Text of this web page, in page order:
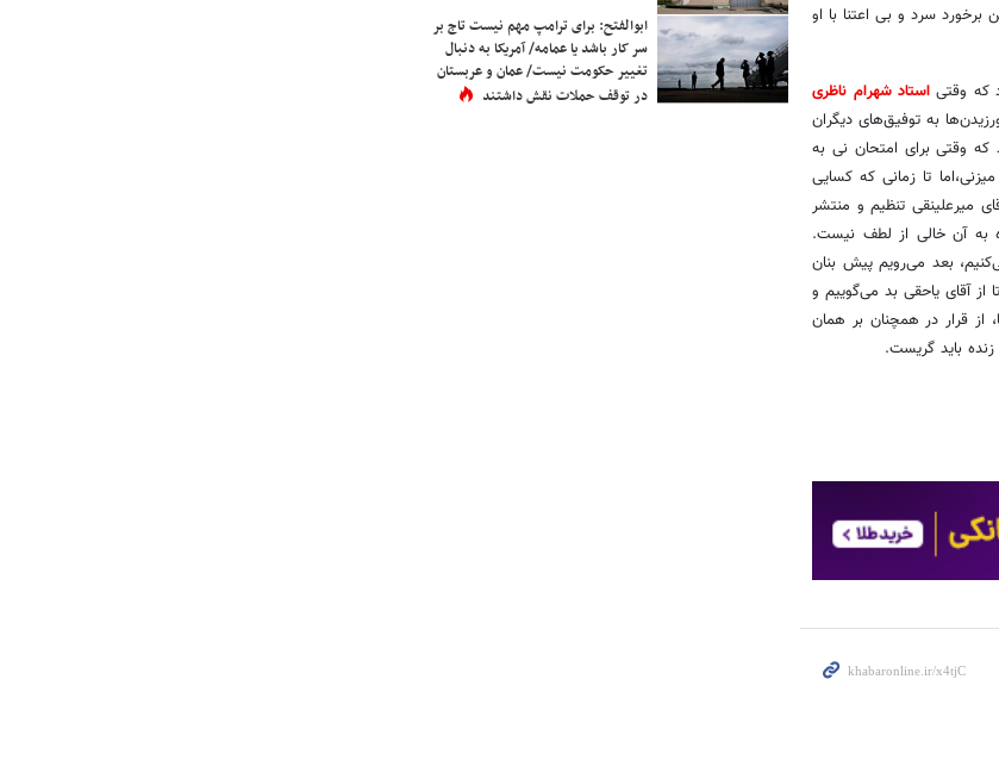
سرد و بی اعتنا با او
که وقتیاستاد شهرام ناظری
به توفیق‌­های دیگران
که وقتی برای امتحان نی به
تا زمانی که کسایی
میرعلینقی تنظیم و منتشر
به آن خالی از لطف نیست.
بعد می­‌رویم پیش بنان
آقای یاحقی بد می­‌گوییم و
را گفته است، بیش از 50 سال می­‌گذرد اما، از قرار در همچنان بر همان
باید گریست.
ابوالفتح: برای ترامپ مهم نیست تاج بر
سر کار باشد یا عمامه/ آمریکا به دنبال
تغییر حکومت نیست/ عمان و عربستان
در توقف حملات نقش داشتند